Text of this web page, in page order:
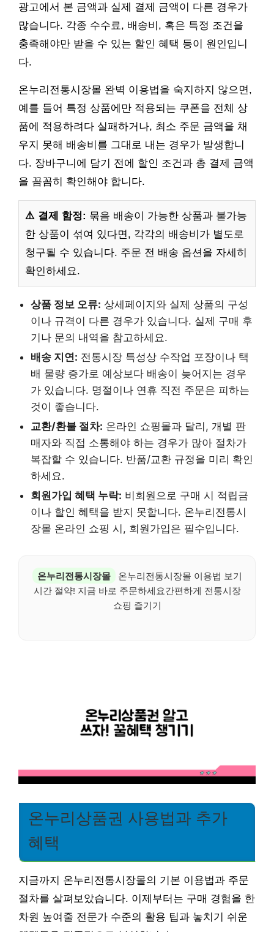
광고에서 본 금액과 실제 결제 금액이 다른 경우가
많습니다. 각종 수수료, 배송비, 혹은 특정 조건을
충족해야만 받을 수 있는 할인 혜택 등이 원인입니
다.
온누리전통시장몰 완벽 이용법을 숙지하지 않으면,
예를 들어 특정 상품에만 적용되는 쿠폰을 전체 상
품에 적용하려다 실패하거나, 최소 주문 금액을 채
우지 못해 배송비를 그대로 내는 경우가 발생합니
다. 장바구니에 담기 전에 할인 조건과 총 결제 금액
을 꼼꼼히 확인해야 합니다.
⚠️ 결제 함정: 묶음 배송이 가능한 상품과 불가능
한 상품이 섞여 있다면, 각각의 배송비가 별도로
청구될 수 있습니다. 주문 전 배송 옵션을 자세히
확인하세요.
상품 정보 오류: 상세페이지와 실제 상품의 구성
이나 규격이 다른 경우가 있습니다. 실제 구매 후
기나 문의 내역을 참고하세요.
배송 지연: 전통시장 특성상 수작업 포장이나 택
배 물량 증가로 예상보다 배송이 늦어지는 경우
가 있습니다. 명절이나 연휴 직전 주문은 피하는
것이 좋습니다.
교환/환불 절차: 온라인 쇼핑몰과 달리, 개별 판
매자와 직접 소통해야 하는 경우가 많아 절차가
복잡할 수 있습니다. 반품/교환 규정을 미리 확인
하세요.
회원가입 혜택 누락: 비회원으로 구매 시 적립금
이나 할인 혜택을 받지 못합니다. 온누리전통시
장몰 온라인 쇼핑 시, 회원가입은 필수입니다.
온누리전통시장몰
온누리전통시장몰 이용법 보기
시간 절약! 지금 바로 주문하세요간편하게 전통시장
쇼핑 즐기기
온누리상품권 사용법과 추가
혜택
지금까지 온누리전통시장몰의 기본 이용법과 주문
절차를 살펴보았습니다. 이제부터는 구매 경험을 한
차원 높여줄 전문가 수준의 활용 팁과 놓치기 쉬운